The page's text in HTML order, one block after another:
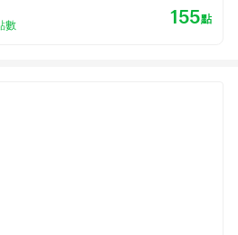
數 155點